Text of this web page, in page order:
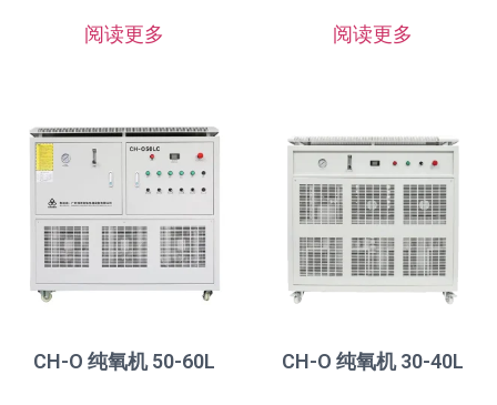
阅读更多 阅读更多
CH-O 纯氧机 50-60L CH-O 纯氧机 30-40L